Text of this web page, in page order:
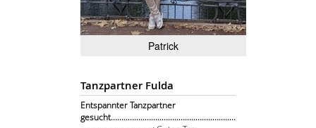
Patrick
Tanzpartner Fulda
Entspannter Tanzpartner
gesucht...........................................................